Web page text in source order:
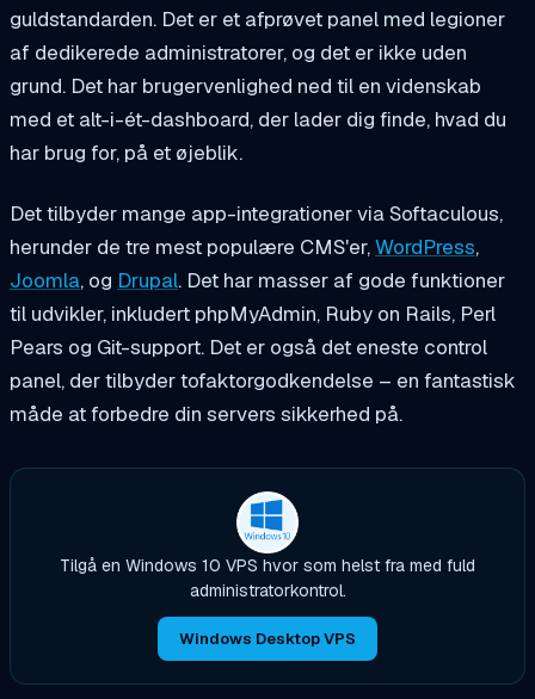
guldstandarden. Det er et afprøvet panel med legioner
af dedikerede administratorer, og det er ikke uden
grund. Det har brugervenlighed ned til en videnskab
med et alt-i-ét-dashboard, der lader dig finde, hvad du
har brug for, på et øjeblik.
Det tilbyder mange app-integrationer via Softaculous,
herunder de tre mest populære CMS'er,WordPress,
Joomla, og Drupal. Det har masser af gode funktioner
til udvikler, inkludert phpMyAdmin, Ruby on Rails, Perl
Pears og Git-support. Det er også det eneste control
panel, der tilbyder tofaktorgodkendelse – en fantastisk
måde at forbedre din servers sikkerhed på.
Tilgå en Windows 10 VPS hvor som helst fra med fuld
administratorkontrol.
Windows Desktop VPS